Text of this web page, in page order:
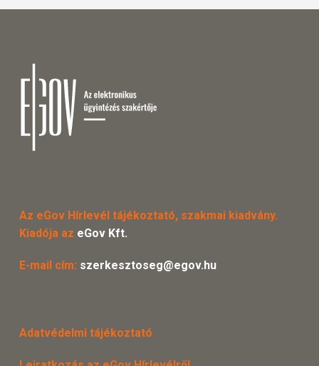
Az eGov Hírlevél tájékoztató, szakmai kiadvány.
Kiadója az eGov Kft.
E-mail cím: szerkesztoseg@egov.hu
Adatvédelmi tájékoztató